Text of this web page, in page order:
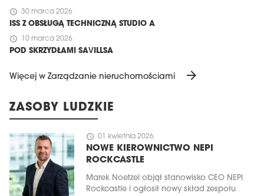
schedule 30 marca 2026
ISS Z OBSŁUGĄ TECHNICZNĄ STUDIO A
schedule 10 marca 2026
POD SKRZYDŁAMI SAVILLSA
Więcej w Zarządzanie nieruchomościami arrow_forward
ZASOBY LUDZKIE
schedule 01 kwietnia 2026
NOWE KIEROWNICTWO NEPI
ROCKCASTLE
Marek Noetzel objął stanowisko CEO NEPI
Rockcastle i ogłosił nowy skład zespołu